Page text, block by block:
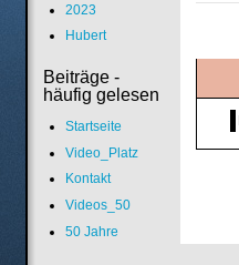
2023
Hubert
Beiträge -
häufig gelesen
Startseite
Video_Platz
Kontakt
Videos_50
50 Jahre